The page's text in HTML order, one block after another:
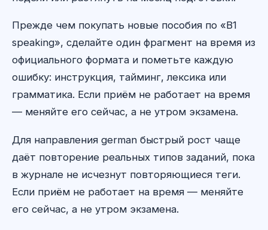
Прежде чем покупать новые пособия по «B1
speaking», сделайте один фрагмент на время из
официального формата и пометьте каждую
ошибку: инструкция, тайминг, лексика или
грамматика. Если приём не работает на время
— меняйте его сейчас, а не утром экзамена.
Для направления german быстрый рост чаще
даёт повторение реальных типов заданий, пока
в журнале не исчезнут повторяющиеся теги.
Если приём не работает на время — меняйте
его сейчас, а не утром экзамена.